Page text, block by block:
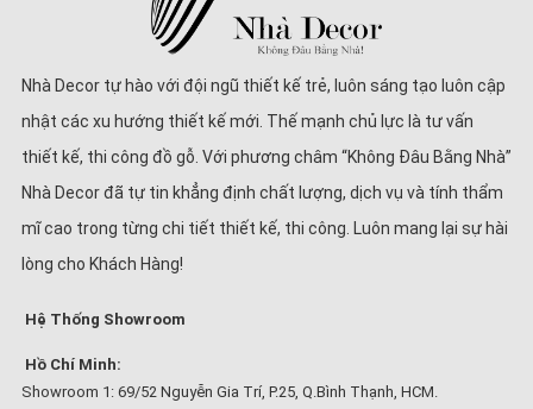
Nhà Decor tự hào với đội ngũ thiết kế trẻ, luôn sáng tạo luôn cập
nhật các xu hướng thiết kế mới. Thế mạnh chủ lực là tư vấn
thiết kế, thi công đồ gỗ. Với phương châm “Không Đâu Bằng Nhà”
Nhà Decor đã tự tin khẳng định chất lượng, dịch vụ và tính thẩm
mĩ cao trong từng chi tiết thiết kế, thi công. Luôn mang lại sự hài
lòng cho Khách Hàng!
Hệ Thống Showroom
Hồ Chí Minh:
Showroom 1: 69/52 Nguyễn Gia Trí, P.25, Q.Bình Thạnh, HCM.